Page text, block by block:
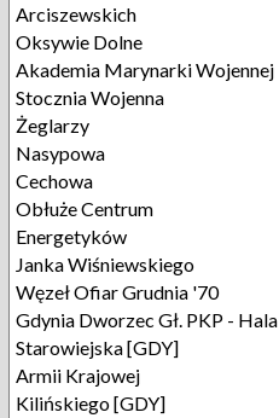
Arciszewskich
Oksywie Dolne
Akademia Marynarki Wojennej
Stocznia Wojenna
Żeglarzy
Nasypowa
Cechowa
Obłuże Centrum
Energetyków
Janka Wiśniewskiego
Węzeł Ofiar Grudnia '70
Gdynia Dworzec Gł. PKP - Hala
Starowiejska [GDY]
Armii Krajowej
Kilińskiego [GDY]